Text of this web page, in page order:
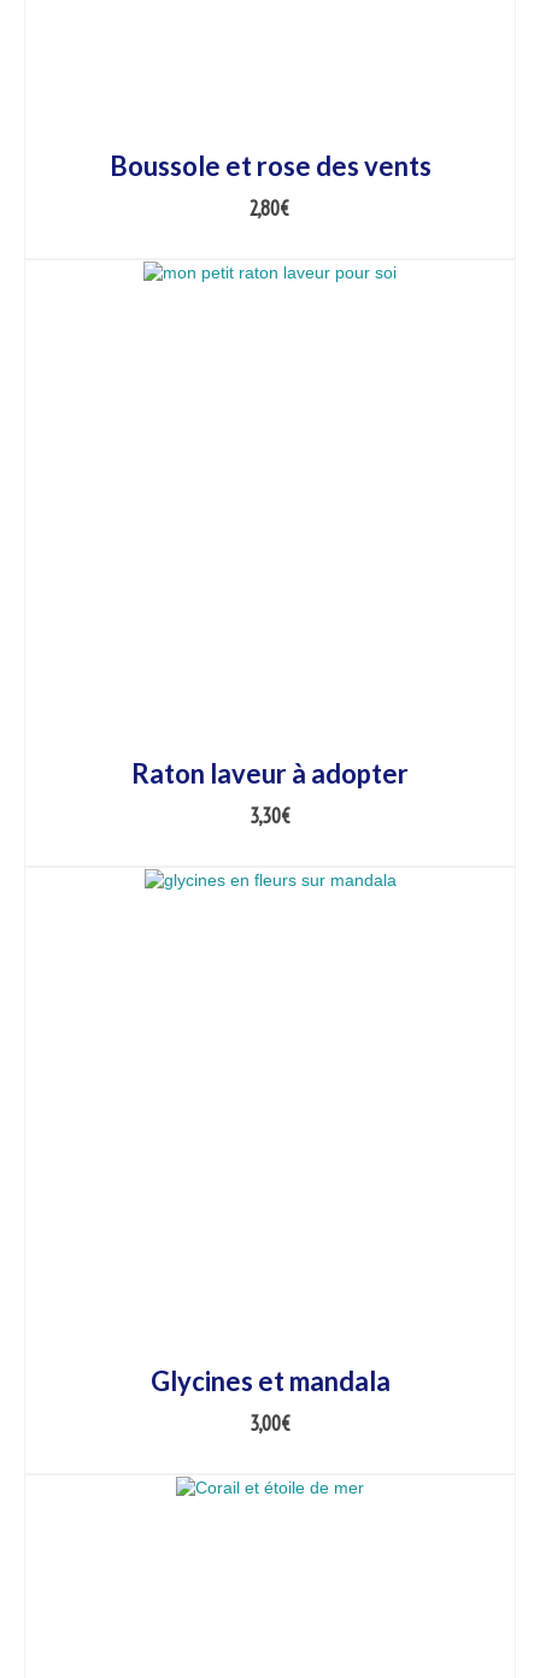
Boussole et rose des vents
2,80€
Raton laveur à adopter
3,30€
Glycines et mandala
3,00€